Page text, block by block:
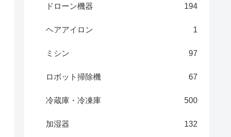
ドローン機器 194
ヘアアイロン 1
ミシン 97
ロボット掃除機 67
冷蔵庫・冷凍庫 500
加湿器 132